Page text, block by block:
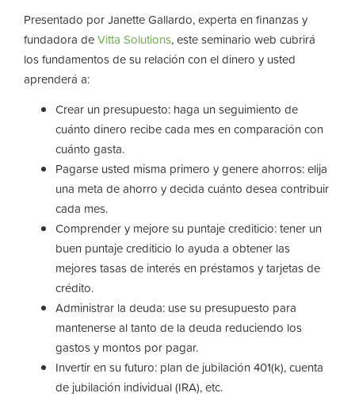
Presentado por Janette Gallardo, experta en finanzas y
fundadora deVitta Solutions, este seminario web cubrirá
los fundamentos de su relación con el dinero y usted
aprenderá a:
Crear un presupuesto: haga un seguimiento de
cuánto dinero recibe cada mes en comparación con
cuánto gasta.
Pagarse usted misma primero y genere ahorros: elija
una meta de ahorro y decida cuánto desea contribuir
cada mes.
Comprender y mejore su puntaje crediticio: tener un
buen puntaje crediticio lo ayuda a obtener las
mejores tasas de interés en préstamos y tarjetas de
crédito.
Administrar la deuda: use su presupuesto para
mantenerse al tanto de la deuda reduciendo los
gastos y montos por pagar.
Invertir en su futuro: plan de jubilación 401(k), cuenta
de jubilación individual (IRA), etc.